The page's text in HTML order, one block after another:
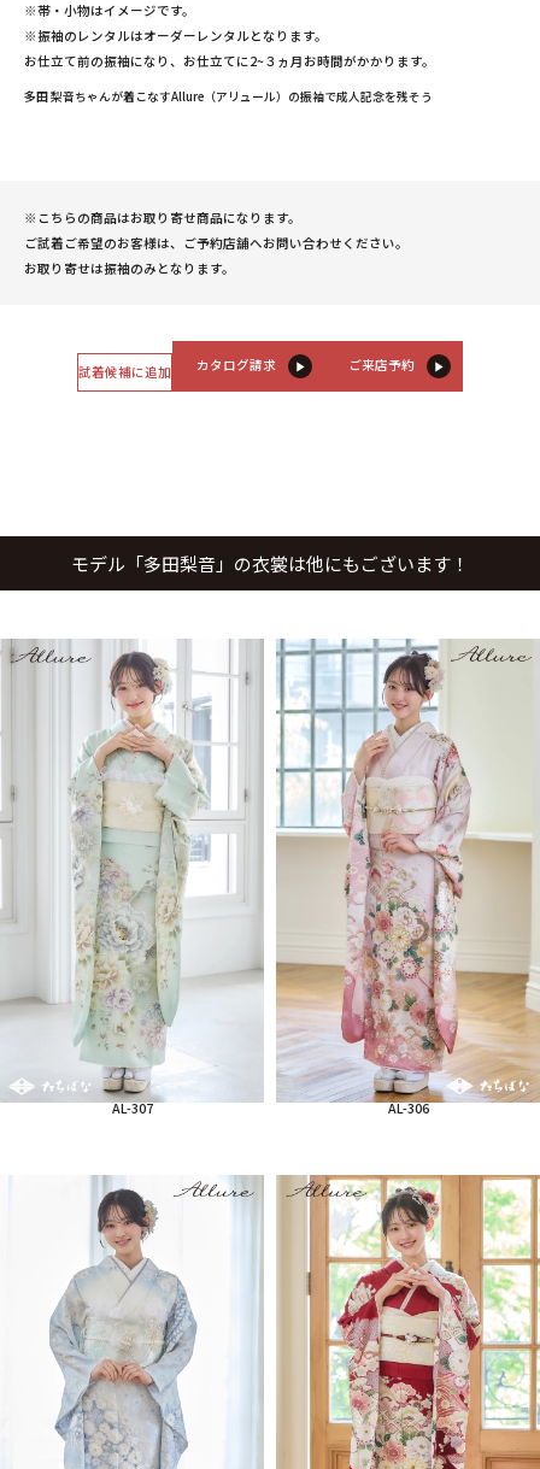
※帯・小物はイメージです。
※振袖のレンタルはオーダーレンタルとなります。
お仕立て前の振袖になり、お仕立てに2~３ヵ月お時間がかかります。
多田 梨音ちゃんが着こなすAllure（アリュール）の振袖で成人記念を残そう
※こちらの商品はお取り寄せ商品になります。
ご試着ご希望のお客様は、ご予約店舗へお問い合わせください。
お取り寄せは振袖のみとなります。
試着候補に追加 カタログ請求 ご来店予約
モデル「多田梨音」の衣裳は他にもございます！
AL-307 AL-306